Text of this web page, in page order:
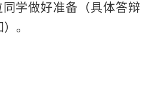
学做好准备（具体答辩
。